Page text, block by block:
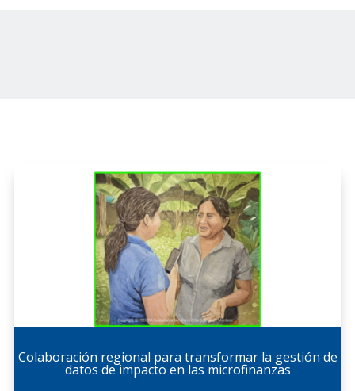
Colaboración regional para transformar la gestión de
datos de impacto en las microfinanzas